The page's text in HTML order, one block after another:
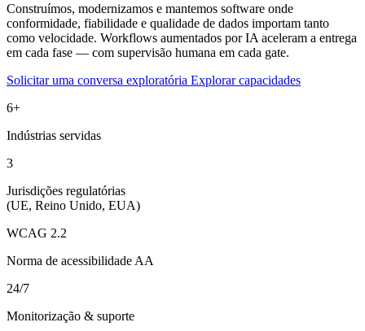
Construímos, modernizamos e mantemos software onde
conformidade, fiabilidade e qualidade de dados importam tanto
como velocidade. Workflows aumentados por IA aceleram a entrega
em cada fase — com supervisão humana em cada gate.
Solicitar uma conversa exploratória Explorar capacidades
6+
Indústrias servidas
3
Jurisdições regulatórias
(UE, Reino Unido, EUA)
WCAG 2.2
Norma de acessibilidade AA
24/7
Monitorização & suporte